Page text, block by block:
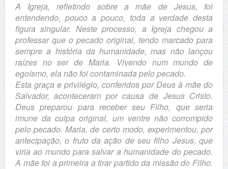
A Igreja, refletindo sobre a mãe de Jesus, foi
entendendo, pouco a pouco, toda a verdade desta
figura singular. Neste processo, a Igreja chegou a
professar que o pecado original, tendo marcado para
sempre a história da humanidade, mas não lançou
raízes no ser de Maria. Vivendo num mundo de
egoísmo, ela não foi contaminada pelo pecado.
Esta graça e privilégio, conferidos por Deus à mãe do
Salvador, aconteceram por causa de Jesus Cristo.
Deus preparou para receber seu Filho, que seria
imune da culpa original, um ventre não corrompido
pelo pecado. Maria, de certo modo, experimentou, por
antecipação, o fruto da ação de seu filho Jesus, que
viria ao mundo para salvar a humanidade do pecado.
A mãe foi a primeira a tirar partido da missão do Filho.